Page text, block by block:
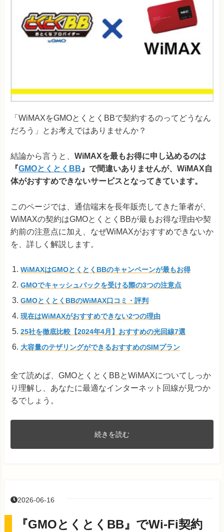
「WiMAXをGMOとくとくBBで契約するのってどうなん
だろう」とお考えではありませんか？
結論から言うと、 WiMAXを最もお得に申し込めるのは
『GMOとくとくBB 』で間違いありませんが、WiMAX自
体がおすすめできないサービスとなってきています。
このページでは、通信端末を長年販売してきた筆者が、
WiMAXの契約はGMOとくとくBBが最もお得な理由や契
約前の注意点に加え、なぜWiMAXがおすすめできないか
を、詳しく解説します。
WiMAXはGMOとくとくBBのキャンペーンが最もお得
GMOでキャッシュバックを受ける際の3つの注意点
GMOとくとくBBのWiMAX口コミ・評判
現在はWiMAXがおすすめできない2つの理由
25社を徹底比較【2024年4月】おすすめの光回線7選
大容量のテザリングができるおすすめのSIMプラン
全て読めば、GMOとくとくBBとWiMAXについてしっか
り理解し、あなたに最適なインターネット回線が見つか
るでしょう。
続きを読む
2026-06-16
『GMOとくとくBB』でWi-Fi契約